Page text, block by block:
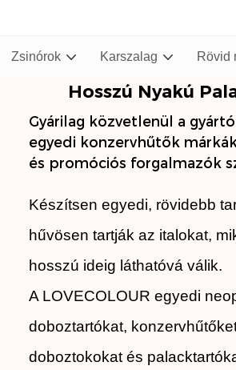
Zsinórok Karszalag Rövid
Hosszú Nyakú
Gyárilag közvetlenül a
egyedi konzervhűtők
és promóciós forgalmazók
Készítsen egyedi, rövidebb
hűvösen tartják az italokat,
hosszú ideig láthatóvá válik.
A LOVECOLOUR egyedi
doboztartókat,
doboztokokat és